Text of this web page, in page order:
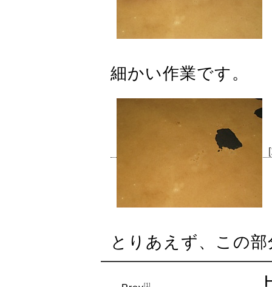
細かい作業です。
とりあえず、この
[1]